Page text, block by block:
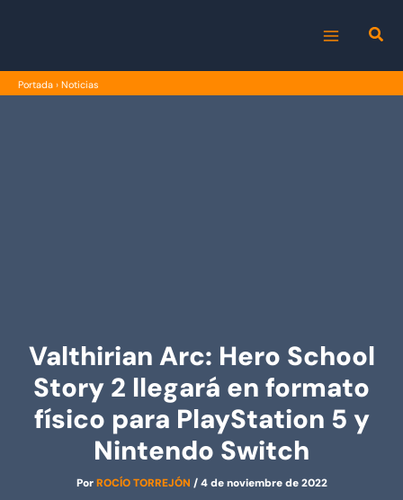
MENU
Portada › Noticias
Valthirian Arc: Hero School
Story 2 llegará en formato
físico para PlayStation 5 y
Nintendo Switch
PorROCÍO TORREJÓN /4 de noviembre de 2022